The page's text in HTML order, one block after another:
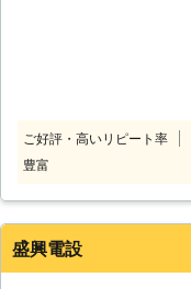
ご好評・高いリピート率
豊富
盛興電設